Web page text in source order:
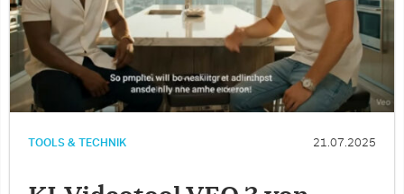
TOOLS & TECHNIK 21.07.2025